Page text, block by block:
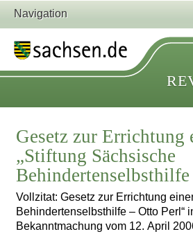
Navigation
Gesetz zur Errichtung
„Stiftung Sächsische
Vollzitat: Gesetz zur Errichtung
Behindertenselbsthilfe – Otto Perl“
Bekanntmachung vom 12. April